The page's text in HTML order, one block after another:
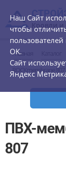
Кровли и
Главная
ROCKmembrane 807
ПВХ-
807
Наш Сайт
чтобы
OK.
Сайт
Яндекс